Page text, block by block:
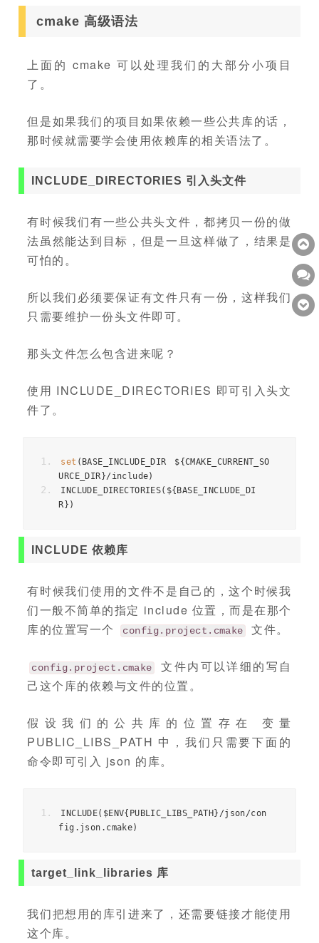
cmake 高级语法
上面的 cmake 可以处理我们的大部分小项目
了。
但是如果我们的项目如果依赖一些公共库的话，
那时候就需要学会使用依赖库的相关语法了。
INCLUDE_DIRECTORIES 引入头文件
有时候我们有一些公共头文件，都拷贝一份的做
法虽然能达到目标，但是一旦这样做了，结果是
可怕的。
所以我们必须要保证有文件只有一份，这样我们
只需要维护一份头文件即可。
那头文件怎么包含进来呢？
使用 INCLUDE_DIRECTORIES 即可引入头文
件了。
set ( BASE_INCLUDE_DIR ${CMAKE_CURRENT_SO
URCE_DIR }/ include)
INCLUDE_DIRECTORIES( ${ BASE_INCLUDE_DI
R })
INCLUDE 依赖库
有时候我们使用的文件不是自己的，这个时候我
们一般不简单的指定 include 位置，而是在那个
库的位置写一个
config.project.cmake 文件。
config.project.cmake
文件内可以详细的写自
己这个库的依赖与文件的位置。
假设我们的公共库的位置存在 变量
PUBLIC_LIBS_PATH 中，我们只需要下面的
命令即可引入 json 的库。
INCLUDE( $ENV{ PUBLIC_LIBS_PATH }/json/con
fig . json . cmake)
target_link_libraries 库
我们把想用的库引进来了，还需要链接才能使用
这个库。